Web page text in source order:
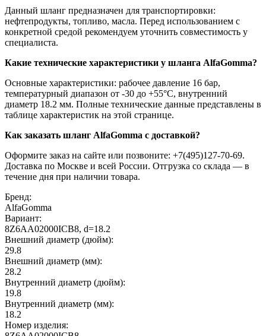
Данный шланг предназначен для транспортировки:
нефтепродукты, топливо, масла. Перед использованием с
конкретной средой рекомендуем уточнить совместимость у
специалиста.
Какие технические характеристики у шланга AlfaGomma?
Основные характеристики: рабочее давление 16 бар,
температурный диапазон от -30 до +55°C, внутренний
диаметр 18.2 мм. Полные технические данные представлены в
таблице характеристик на этой странице.
Как заказать шланг AlfaGomma с доставкой?
Оформите заказ на сайте или позвоните: +7(495)127-70-69.
Доставка по Москве и всей России. Отгрузка со склада — в
течение дня при наличии товара.
Бренд:
AlfaGomma
Вариант:
8Z6AA02000ICB8, d=18.2
Внешний диаметр (дюйм):
29.8
Внешний диаметр (мм):
28.2
Внутренний диаметр (дюйм):
19.8
Внутренний диаметр (мм):
18.2
Номер изделия: